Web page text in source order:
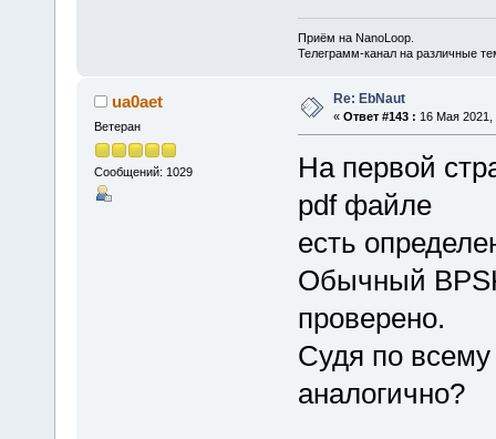
Приём на NanoLoop.
Телеграмм-канал на различные
ua0aet
Ветеран
Сообщений: 1029
Re: EbNaut
« Ответ #143 : 16 Мая 2021,
На первой
pdf файле
есть
Обычный
проверено.
Судя по
аналогично?